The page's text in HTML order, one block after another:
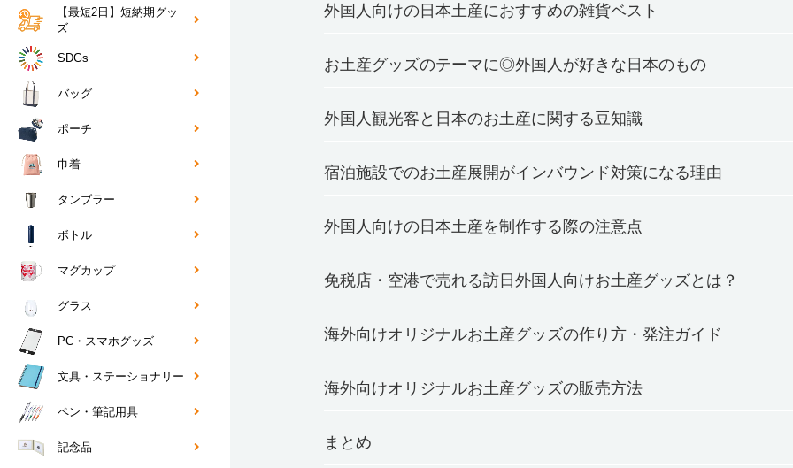
外国人向けの日本土産におすすめの雑貨ベスト
お土産グッズのテーマに◎外国人が好きな日本のもの
外国人観光客と日本のお土産に関する豆知識
宿泊施設でのお土産展開がインバウンド対策になる理由
外国人向けの日本土産を制作する際の注意点
免税店・空港で売れる訪日外国人向けお土産グッズとは？
海外向けオリジナルお土産グッズの作り方・発注ガイド
海外向けオリジナルお土産グッズの販売方法
まとめ
【最短2日】短納期グッ
ズ
SDGs
バッグ
ポーチ
巾着
タンブラー
ボトル
マグカップ
グラス
PC・スマホグッズ
文具・ステーショナリー
ペン・筆記用具
記念品